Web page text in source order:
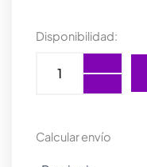
Disponibilidad:
PLACA
VIDEO
ASUS
9070
O16G
Calcular envío